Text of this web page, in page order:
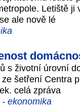
Letiště
ale nově lé
s životní úrovní
šetření Centra
celá zpráva
ekonomika